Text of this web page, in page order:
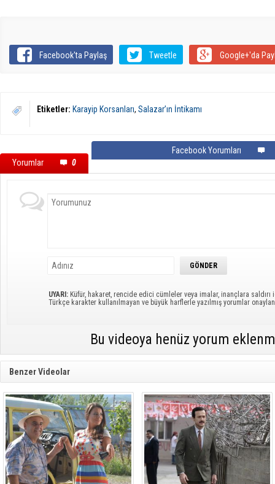
Facebook'ta Paylaş Tweetle Google+'da
Etiketler: Karayip Korsanları, Salazar’ın İntikamı
Yorumlar 0
Facebook Yorumları
UYARI: Küfür, hakaret, rencide edici cümleler veya imalar, inançlara saldırı
Türkçe karakter kullanılmayan ve büyük harflerle yazılmış yorumlar
Bu videoya henüz yorum
Benzer Videolar